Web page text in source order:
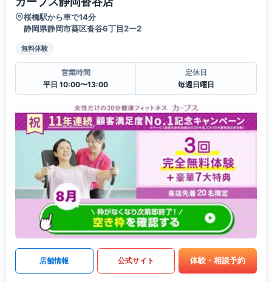
桜橋駅から車で14分
静岡県静岡市葵区沓谷6丁目2ー2
無料体験
営業時間
平日 10:00〜13:00
定休日
毎週日曜日
店舗情報 公式サイト 体験・相談予約